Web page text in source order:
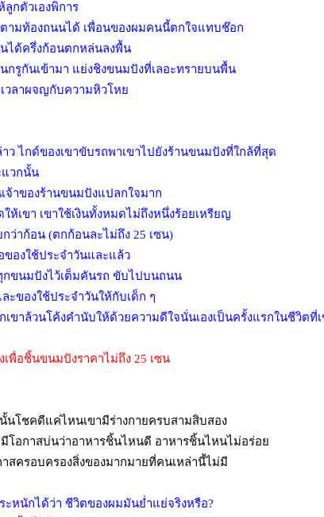
กตัวเองพิการ
ตามท้องถนนได้ เพื่อนของผมคนนี้ตกใจแทบช๊อก
ได้ครึ่งก้อนตกหล่นลงพื้น
รูกันเข้ามา แย่งชิงขนมปังที่เลอะทรายบนพื้น
วลาผจญกับความหิวโหย
ว ไกด์ของเขาขับรถพาเขาไปยังร้านขนมปังที่ใกล้ที่สุด
แวกนั้น
าของร้านขนมปังแปลกใจมาก
เขา เขาใช้เงินทั้งหมดไม่ถึงหนึ่งร้อยเหรียญ
าก้อน (ตกก้อนละไม่ถึง 25 เซน)
องใช้ประจำวันและแล้ว
กขนมปังไว้เต็มคันรถ ขับไปบนถนน
ของใช้ประจำวันให้กับเด็ก ๆ
ขาล้วนโค้งคำนับให้ด้วยความดีใจนั่นเองเป็นครั้งแรกในชีวิตที่
เพื่อชิ้นขนมปังราคาไม่ถึง 25 เซน
นั้นโชคดีแค่ไหนเขามีร่างกายครบสามสิบสอง
โอกาสบ่นว่าอาหารชิ้นไหนดี อาหารชิ้นไหนไม่อร่อย
าสครอบครองสิ่งของมากมายที่คนเหล่านี้ไม่มี
หนักได้ว่า ชีวิตของผมมันย่ำแย่จริงหรือ?